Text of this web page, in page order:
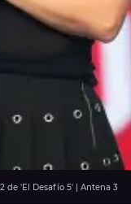
de 'El Desafío 5' | Antena 3